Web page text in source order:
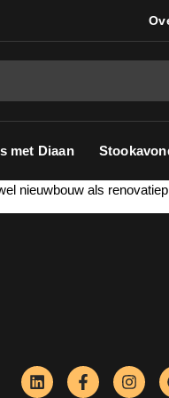
met Diaan
nieuwbouw als